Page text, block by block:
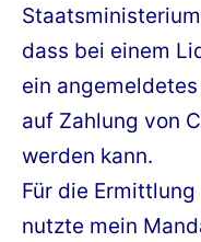
dass bei einem
ein
auf Zahlung von
werden kann.
Für die
nutzte mein